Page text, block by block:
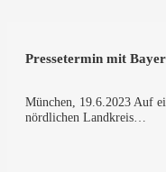
Pres­se­ter­min mit
Mün­chen, 19.6.2023 Auf
nörd­li­chen Land­kreis…